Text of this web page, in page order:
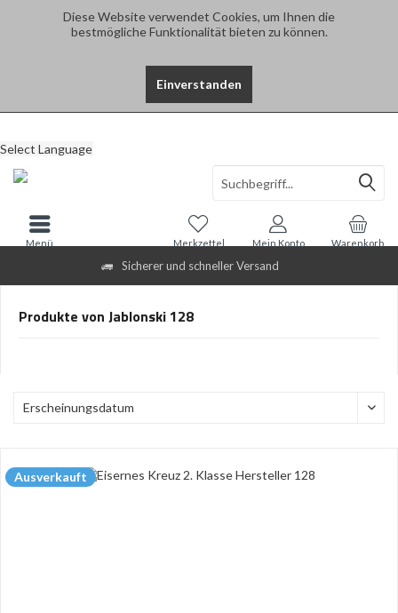
Diese Website verwendet Cookies, um Ihnen die
bestmögliche Funktionalität bieten zu können.
Einverstanden
Sicherer und schneller Versand
Select Language
Warenkorb
Merkzettel Mein Konto
Menü
Produkte von Jablonski 128
Ausverkauft